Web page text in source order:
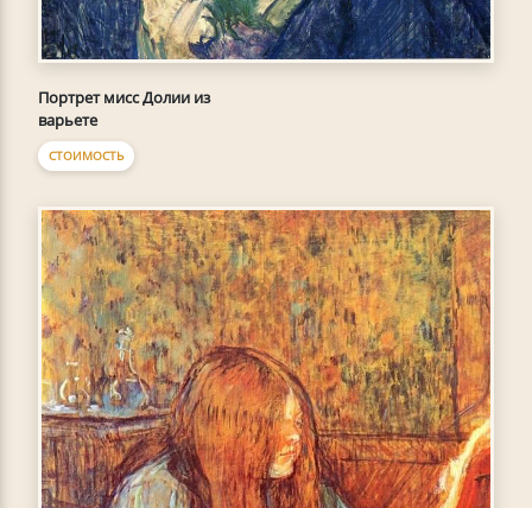
Портрет мисс Долии из
варьете
СТОИМОСТЬ